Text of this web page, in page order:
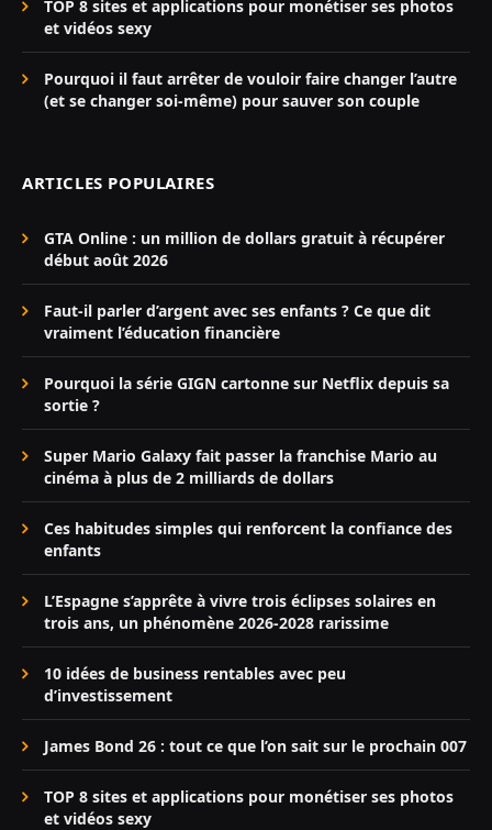
TOP 8 sites et applications pour monétiser ses photos
et vidéos sexy
Pourquoi il faut arrêter de vouloir faire changer l’autre
(et se changer soi-même) pour sauver son couple
ARTICLES POPULAIRES
GTA Online : un million de dollars gratuit à récupérer
début août 2026
Faut-il parler d’argent avec ses enfants ? Ce que dit
vraiment l’éducation financière
Pourquoi la série GIGN cartonne sur Netflix depuis sa
sortie ?
Super Mario Galaxy fait passer la franchise Mario au
cinéma à plus de 2 milliards de dollars
Ces habitudes simples qui renforcent la confiance des
enfants
L’Espagne s’apprête à vivre trois éclipses solaires en
trois ans, un phénomène 2026-2028 rarissime
10 idées de business rentables avec peu
d’investissement
James Bond 26 : tout ce que l’on sait sur le prochain 007
TOP 8 sites et applications pour monétiser ses photos
et vidéos sexy